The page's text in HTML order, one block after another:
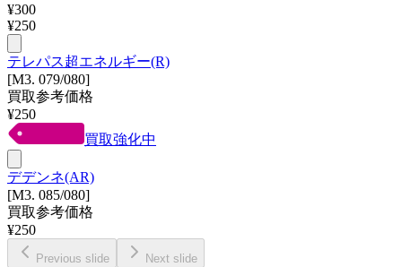
¥300
¥250
テレパス超エネルギー(R)
[M3. 079/080]
買取参考価格
¥250
買取強化中
デデンネ(AR)
[M3. 085/080]
買取参考価格
¥250
Previous slide Next slide